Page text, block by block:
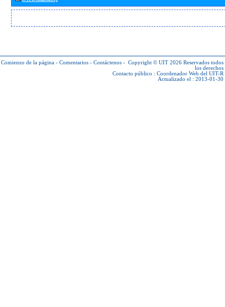
Comienzo de la página - Comentarios - Contáctenos - Copyright © UIT 2026 Reservados todos
los derechos
Contacto público : Coordenador Web del UIT-R
Actualizado el : 2013-01-30